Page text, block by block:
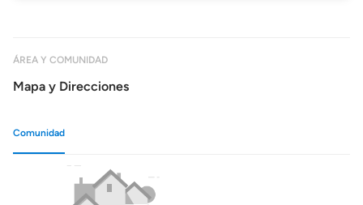
ÁREA Y COMUNIDAD
Mapa y Direcciones
Comunidad